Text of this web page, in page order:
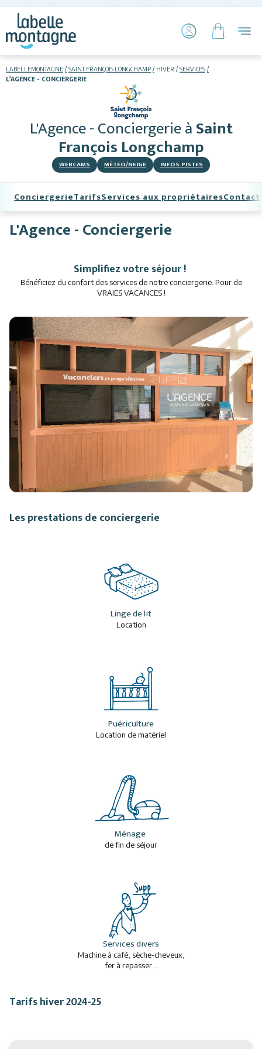
LABELLEMONTAGNE SAINT FRANÇOIS LONGCHAMP HIVER
SERVICES
L'AGENCE - CONCIERGERIE
L'Agence - ConciergerieàSaint
François Longchamp
WEBCAMS MÉTÉO/NEIGE INFOS PISTES
Skier
Hébergements
Restaurants
Animations
ConciergerieTarifsServices aux propriétairesContact
L'Agence - Conciergerie
Simplifiez votre séjour !
Bénéficiez du confort des services de notre conciergerie. Pour de
VRAIES VACANCES !
Les prestations de conciergerie
Linge de lit
Location
Puériculture
Location de matériel
Ménage
de fin de séjour
Services divers
Machine à café, sèche-cheveux,
fer à repasser...
Tarifs hiver 2024-25